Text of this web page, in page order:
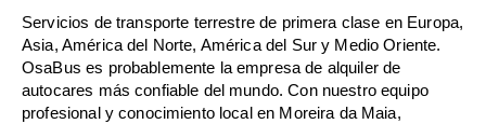
Servicios de transporte terrestre de primera clase en Europa,
Asia, América del Norte, América del Sur y Medio Oriente.
OsaBus es probablemente la empresa de alquiler de
autocares más confiable del mundo. Con nuestro equipo
profesional y conocimiento local en Moreira da Maia,